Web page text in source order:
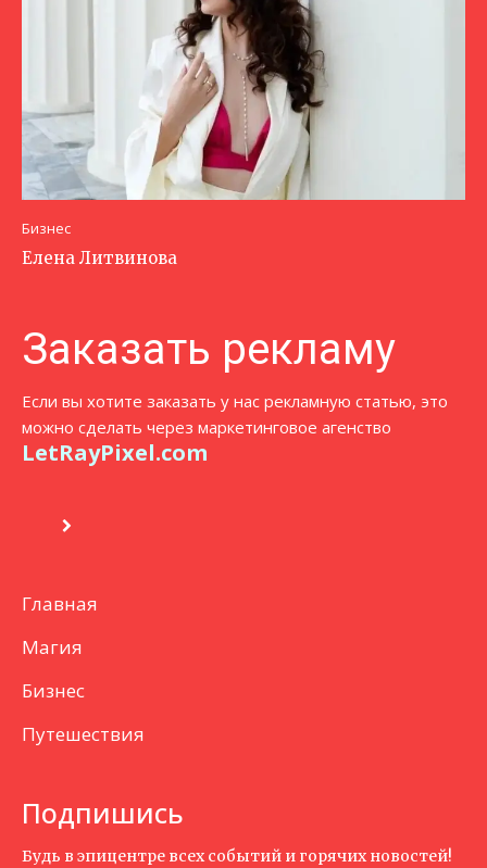
Бизнес
Елена Литвинова
Заказать рекламу
Если вы хотите заказать у нас рекламную статью, это
можно сделать через маркетинговое агенство
LetRayPixel.com
Главная
Магия
Бизнес
Путешествия
Подпишись
Будь в эпицентре всех событий и горячих новостей!